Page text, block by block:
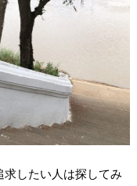
したい人は探してみ